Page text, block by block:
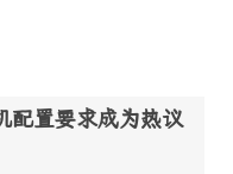
配置要求成为热议